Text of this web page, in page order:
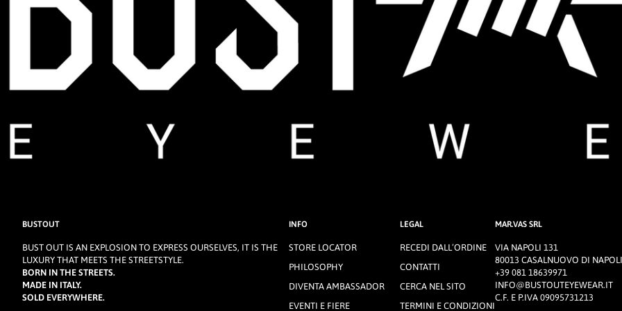
BUSTOUT
BUST OUT IS AN EXPLOSION TO EXPRESS OURSELVES, IT IS THE
LUXURY THAT MEETS THE STREETSTYLE.
BORN IN THE STREETS.
MADE IN ITALY.
SOLD EVERYWHERE.
INFO
STORE LOCATOR
PHILOSOPHY
DIVENTA AMBASSADOR
EVENTI E FIERE
LEGAL
RECEDI DALL’ORDINE
CONTATTI
CERCA NEL SITO
TERMINI E CONDIZIONI
MAR.VAS SRL
VIA NAPOLI 131
80013 CASALNUOVO DI
+39 081 18639971
INFO@BUSTOUTEYEWEAR.IT
C.F. E P.IVA 09095731213